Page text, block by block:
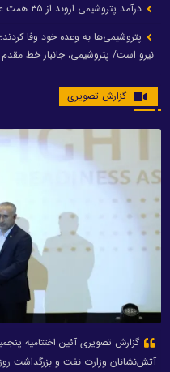
درآمد پتروشیمی اروند از ۳۵ همت عبور کرد
پتروشیمی‌ها به وعده خود وفا
نیرو است/ پتروشیمی، جانباز خط
گزارش تصویری
گزارش تصویری آئین اختتامیه
آتش‌نشانان وزارت نفت و بزرگداشت